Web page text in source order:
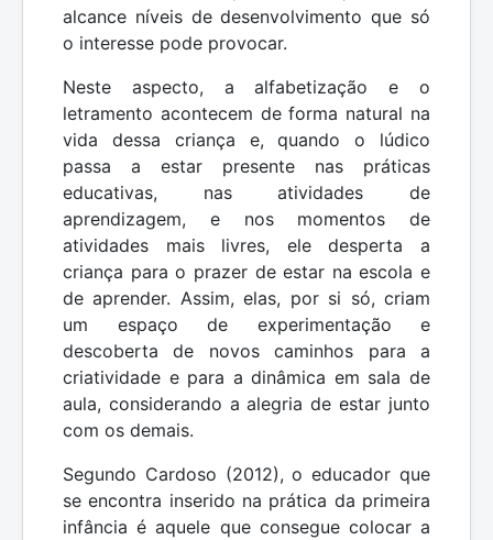
alcance níveis de desenvolvimento que só
o interesse pode provocar.
Neste aspecto, a alfabetização e o
letramento acontecem de forma natural na
vida dessa criança e, quando o lúdico
passa a estar presente nas práticas
educativas, nas atividades de
aprendizagem, e nos momentos de
atividades mais livres, ele desperta a
criança para o prazer de estar na escola e
de aprender. Assim, elas, por si só, criam
um espaço de experimentação e
descoberta de novos caminhos para a
criatividade e para a dinâmica em sala de
aula, considerando a alegria de estar junto
com os demais.
Segundo Cardoso (2012), o educador que
se encontra inserido na prática da primeira
infância é aquele que consegue colocar a